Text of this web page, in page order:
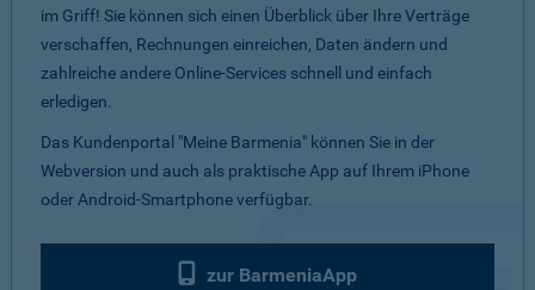
im Griff! Sie können sich einen Überblick über Ihre Verträge
verschaffen, Rechnungen einreichen, Daten ändern und
zahlreiche andere Online-Services schnell und einfach
erledigen.
Das Kundenportal "Meine Barmenia" können Sie in der
Webversion und auch als praktische App auf Ihrem iPhone
oder Android-Smartphone verfügbar.
zur BarmeniaApp